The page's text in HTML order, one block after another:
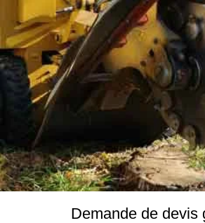
Demande de devis